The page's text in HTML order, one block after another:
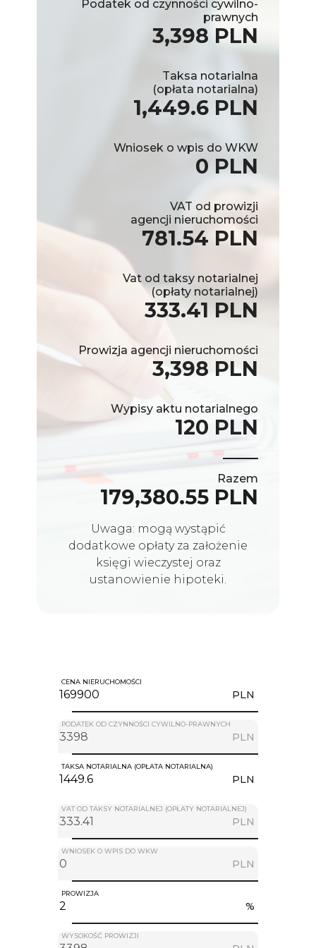
Podatek od czynności cywilno-
prawnych
3,398 PLN
Taksa notarialna
(opłata notarialna)
1,449.6 PLN
Wniosek o wpis do WKW
0 PLN
VAT od prowizji
agencji nieruchomości
781.54 PLN
Vat od taksy notarialnej
(opłaty notarialnej)
333.41 PLN
Prowizja agencji nieruchomości
3,398 PLN
Wypisy aktu notarialnego
120 PLN
Razem
179,380.55 PLN
Uwaga: mogą wystąpić
dodatkowe opłaty za założenie
księgi wieczystej oraz
ustanowienie hipoteki.
CENA NIERUCHOMOŚCI
PLN
PODATEK OD CZYNNOŚCI CYWILNO-PRAWNYCH
PLN
TAKSA NOTARIALNA (OPŁATA NOTARIALNA)
PLN
VAT OD TAKSY NOTARIALNEJ (OPŁATY NOTARIALNEJ)
PLN
WNIOSEK O WPIS DO WKW
PLN
PROWIZJA
%
WYSOKOŚĆ PROWIZJI